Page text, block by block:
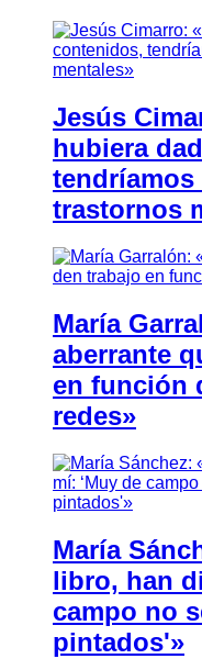
Jesús
hubiera
tendríamos
trastornos
María
aberrante
en función
redes»
María
libro, han
campo no
pintados'»